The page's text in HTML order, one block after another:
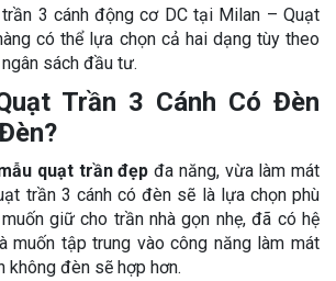
3 cánh động cơ DC tại Milan – Quạt
có thể lựa chọn cả hai dạng tùy theo
sách đầu tư.
Trần 3 Cánh Có Đèn
quạt trần đẹp đa năng, vừa làm mát
trần 3 cánh có đèn sẽ là lựa chọn phù
giữ cho trần nhà gọn nhẹ, đã có hệ
muốn tập trung vào công năng làm mát
không đèn sẽ hợp hơn.